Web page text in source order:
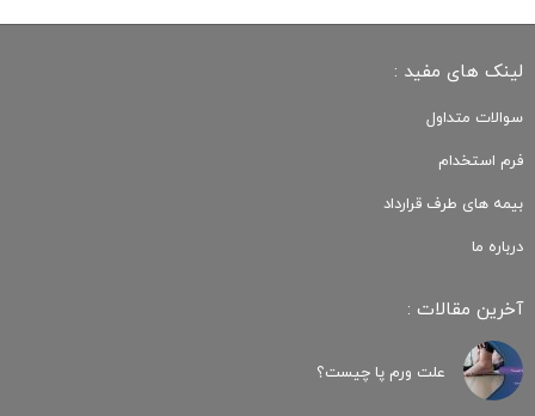
لینک های مفید :
سوالات متداول
فرم استخدام
بیمه های طرف قرارداد
درباره ما
آخرین مقالات :
علت ورم پا چیست؟